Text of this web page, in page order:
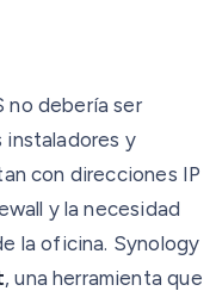
no debería ser
instaladores y
con direcciones IP
y la necesidad
la oficina. Synology
, una herramienta que